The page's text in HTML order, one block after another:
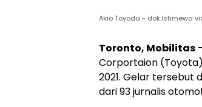
Akio Toyoda - dok.Istimewa
Toronto, Mobilitas
Corportaion
2021. Gelar tersebut
dari 93 jurnalis